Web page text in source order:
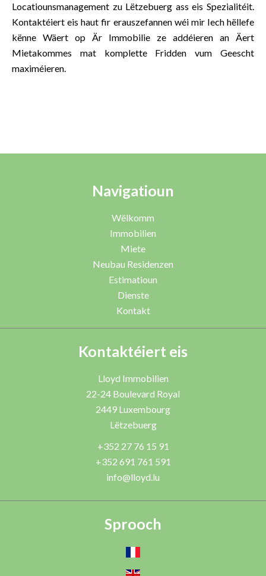
Locatiounsmanagement zu Lëtzebuerg ass eis Spezialitéit.
Kontaktéiert eis haut fir erauszefannen wéi mir Iech hëllefe
kënne Wäert op Är Immobilie ze addéieren an Äert
Mietakommes mat komplette Fridden vum Geescht
maximéieren.
Navigatioun
Wëlkomm
Immobilien
Miete
Neubau Residenzen
Estimatioun
Dienste
Kontakt
Kontaktéiert eis
Lloyd Immobilien
22-24 Boulevard Royal
2449 Luxembourg
Lëtzebuerg
+352 27 76 15 91
+352 691 761 591
info@lloyd.lu
Sprooch